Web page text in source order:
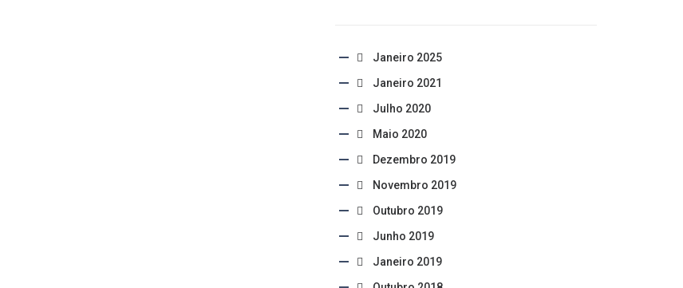
Janeiro 2025
Janeiro 2021
Julho 2020
Maio 2020
Dezembro 2019
Novembro 2019
Outubro 2019
Junho 2019
Janeiro 2019